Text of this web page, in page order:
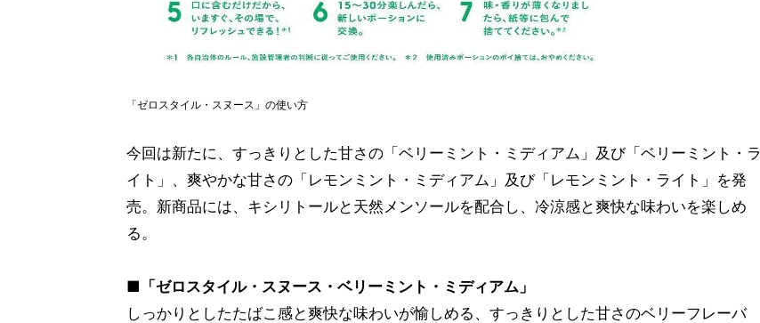
「ゼロスタイル・スヌース」の使い方
今回は新たに、すっきりとした甘さの「ベリーミント・ミディアム」及び「ベリーミント・ラ
イト」、爽やかな甘さの「レモンミント・ミディアム」及び「レモンミント・ライト」を発
売。新商品には、キシリトールと天然メンソールを配合し、冷涼感と爽快な味わいを楽しめ
る。
■「ゼロスタイル・スヌース・ベリーミント・ミディアム」
しっかりとしたたばこ感と爽快な味わいが愉しめる、すっきりとした甘さのベリーフレーバ